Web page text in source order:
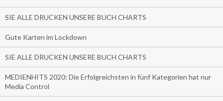
SIE ALLE DRUCKEN UNSERE BUCH CHARTS
Gute Karten im Lockdown
SIE ALLE DRUCKEN UNSERE BUCH CHARTS
MEDIENHITS 2020: Die Erfolgreichsten in fünf Kategorien hat nur
Media Control